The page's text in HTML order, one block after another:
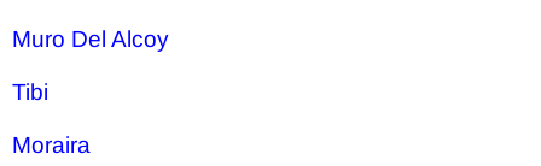
Muro Del Alcoy
Tibi
Moraira